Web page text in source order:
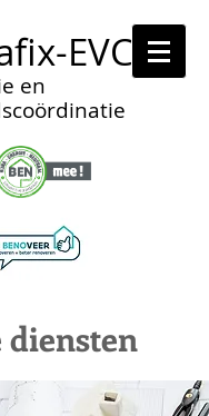
EVC
en
diensten